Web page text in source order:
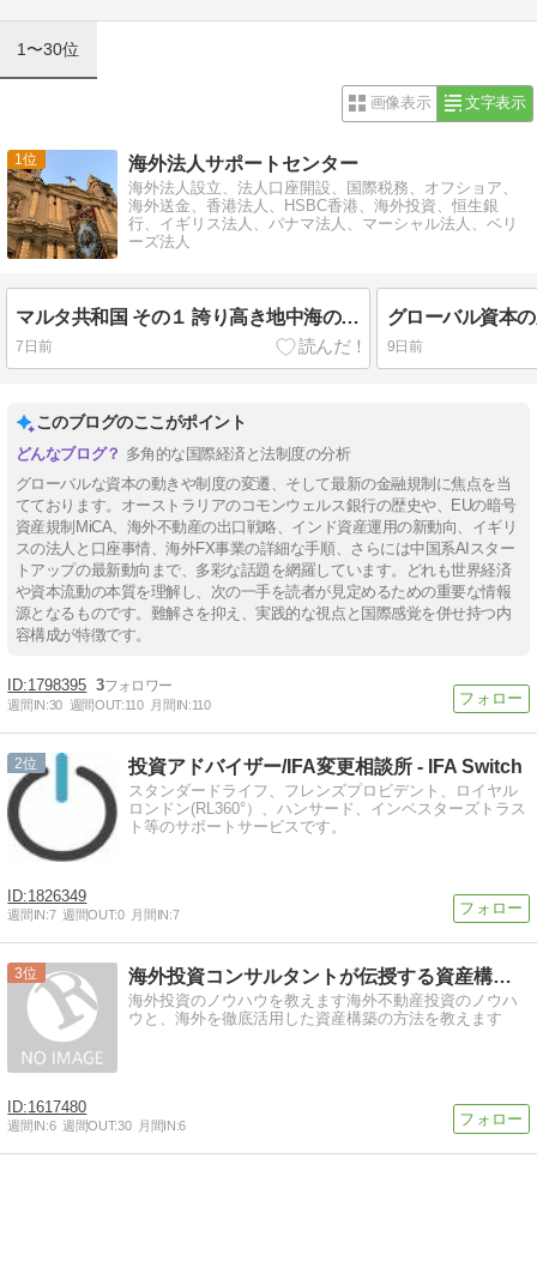
1〜30位
画像表示 文字表示
1 海外法人サポートセンター
海外法人設立、法人口座開設、国際税務、オフショア、
海外送金、香港法人、HSBC香港、海外投資、恒生銀
行、イギリス法人、パナマ法人、マーシャル法人、ベリ
ーズ法人
マルタ共和国 その１ 誇り高き地中海の宝石
7日前 9日前
このブログのここがポイント
多角的な国際経済と法制度の分析
グローバルな資本の動きや制度の変遷、そして最新の金融規制に焦点を当
てております。オーストラリアのコモンウェルス銀行の歴史や、EUの暗号
資産規制MiCA、海外不動産の出口戦略、インド資産運用の新動向、イギリ
スの法人と口座事情、海外FX事業の詳細な手順、さらには中国系AIスター
トアップの最新動向まで、多彩な話題を網羅しています。どれも世界経済
や資本流動の本質を理解し、次の一手を読者が見定めるための重要な情報
源となるものです。難解さを抑え、実践的な視点と国際感覚を併せ持つ内
容構成が特徴です。
1798395 3
週間IN:30 週間OUT:110 月間IN:110
2 投資アドバイザー/IFA変更相談所 - IFA Switch
スタンダードライフ、フレンズプロビデント、ロイヤル
ロンドン(RL360°）、ハンサード、インベスターズトラス
ト等のサポートサービスです。
1826349
週間IN:7 週間OUT:0 月間IN:7
3 海外投資コンサルタントが伝授する資産構築の方法
海外投資のノウハウを教えます海外不動産投資のノウハ
ウと、海外を徹底活用した資産構築の方法を教えます
1617480
週間IN:6 週間OUT:30 月間IN:6